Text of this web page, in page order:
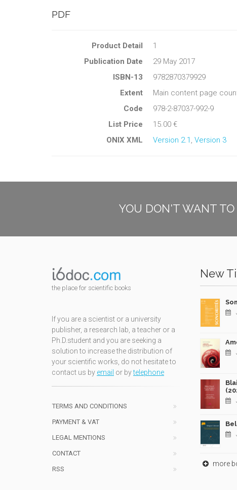
PDF
Product Detail
1
Publication Date
29 May 2017
ISBN-13
9782870379929
Extent
Main content page
Code
978-2-87037-992-9
List Price
15.00 €
ONIX XML
Version 2.1 Version 3
YOU DON'T WANT TO
the place for scientific books
If you are a scientist or a university
publisher, a research lab, a teacher or a
Ph.D.student and you are seeking a
solution to increase the distribution of
your scientific works, do not hesitate to
contact us by email or bytelephone
TERMS AND CONDITIONS
PAYMENT & VAT
LEGAL MENTIONS
CONTACT
RSS
New
more